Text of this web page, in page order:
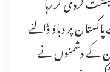
پر دباؤ ڈالنے
کے دشمنوں نے